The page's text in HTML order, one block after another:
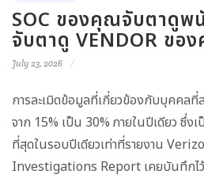
SOC ของคุณจับตาดูพ
จับตาดู VENDOR ขอ
July 23, 2026
การละเมิดข้อมูลที่เกี่ยวข้องกับบุคคล
จาก 15% เป็น 30% ภายในปีเดียว ซึ่
ที่สุดในรอบปีเดียวเท่าที่รายงาน
Investigations Report เคยบันทึกไว้